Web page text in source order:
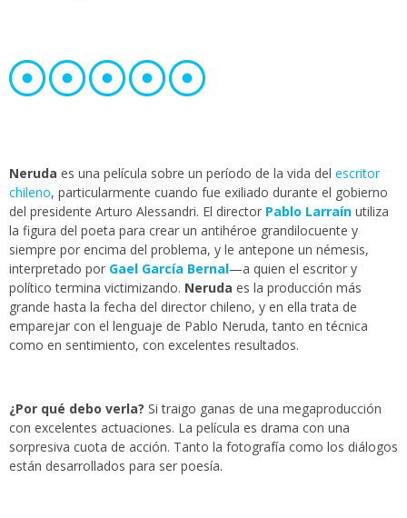
Neruda es una película sobre un período de la vida del escritor
chileno, particularmente cuando fue exiliado durante el gobierno
del presidente Arturo Alessandri. El director Pablo Larraín utiliza
la figura del poeta para crear un antihéroe grandilocuente y
siempre por encima del problema, y le antepone un némesis,
interpretado por Gael García Bernal—a quien el escritor y
político termina victimizando. Neruda es la producción más
grande hasta la fecha del director chileno, y en ella trata de
emparejar con el lenguaje de Pablo Neruda, tanto en técnica
como en sentimiento, con excelentes resultados.
¿Por qué debo verla? Si traigo ganas de una megaproducción
con excelentes actuaciones. La película es drama con una
sorpresiva cuota de acción. Tanto la fotografía como los diálogos
están desarrollados para ser poesía.